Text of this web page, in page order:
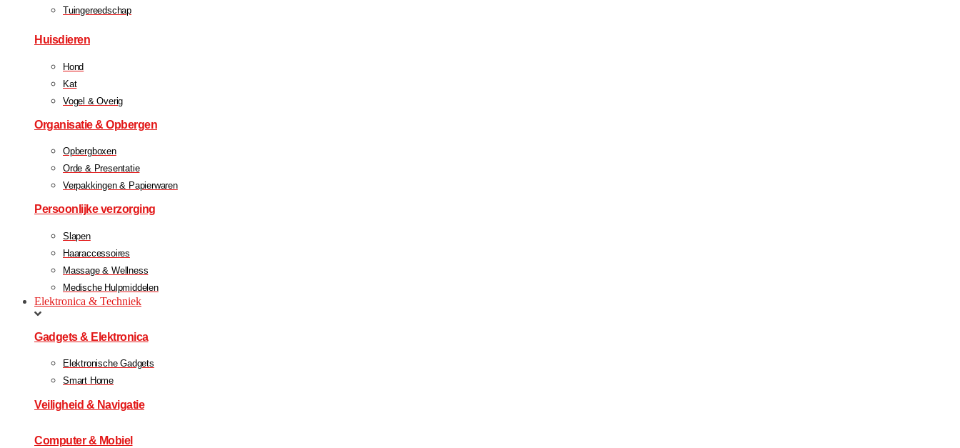
Tuingereedschap
Huisdieren
Hond
Kat
Vogel & Overig
Organisatie & Opbergen
Opbergboxen
Orde & Presentatie
Verpakkingen & Papierwaren
Persoonlijke verzorging
Slapen
Haaraccessoires
Massage & Wellness
Medische Hulpmiddelen
Elektronica & Techniek
Gadgets & Elektronica
Elektronische Gadgets
Smart Home
Veiligheid & Navigatie
Computer & Mobiel